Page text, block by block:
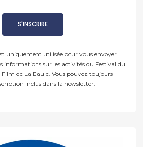
uniquement utilisée pour vous envoyer
informations sur les activités du Festival du
Film de La Baule. Vous pouvez toujours
inclus dans la newsletter.